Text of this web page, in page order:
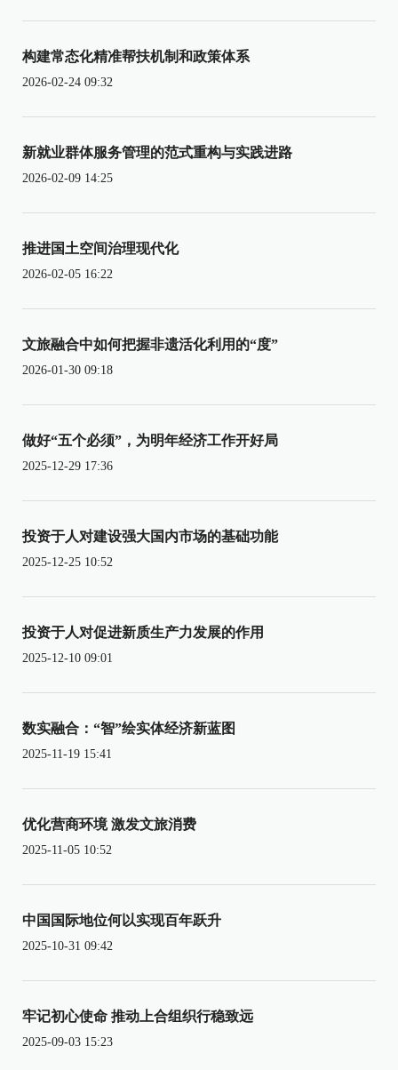
构建常态化精准帮扶机制和政策体系
2026-02-24 09:32
新就业群体服务管理的范式重构与实践进路
2026-02-09 14:25
推进国土空间治理现代化
2026-02-05 16:22
文旅融合中如何把握非遗活化利用的“度”
2026-01-30 09:18
做好“五个必须”，为明年经济工作开好局
2025-12-29 17:36
投资于人对建设强大国内市场的基础功能
2025-12-25 10:52
投资于人对促进新质生产力发展的作用
2025-12-10 09:01
数实融合：“智”绘实体经济新蓝图
2025-11-19 15:41
优化营商环境 激发文旅消费
2025-11-05 10:52
中国国际地位何以实现百年跃升
2025-10-31 09:42
牢记初心使命 推动上合组织行稳致远
2025-09-03 15:23